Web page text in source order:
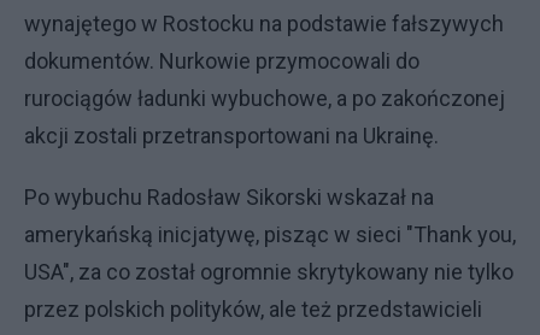
wynajętego w Rostocku na podstawie fałszywych
dokumentów. Nurkowie przymocowali do
rurociągów ładunki wybuchowe, a po zakończonej
akcji zostali przetransportowani na Ukrainę.
Po wybuchu Radosław Sikorski wskazał na
amerykańską inicjatywę, pisząc w sieci "Thank you,
USA", za co został ogromnie skrytykowany nie tylko
przez polskich polityków, ale też przedstawicieli